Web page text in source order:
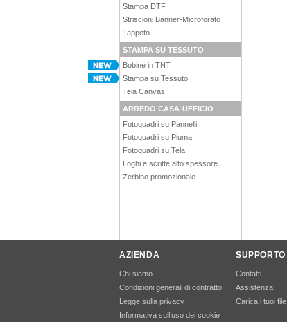
Stampa DTF
Striscioni Banner-Microforato
Tappeto
STAMPA SU TESSUTO
Bobine in TNT
Stampa su Tessuto
Tela Canvas
ARREDO CASA-UFFICIO
Fotoquadri su Pannelli
Fotoquadri su Piuma
Fotoquadri su Tela
Loghi e scritte alto spessore
Zerbino promozionale
AZIENDA
Chi siamo
Condizioni generali di contratto
Legge sulla privacy
Informativa sull’uso dei cookie
SUPPORTO
Contatti
Assistenza
Carica i tuoi file